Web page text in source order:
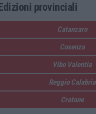
provinciali
Catanzaro
Cosenza
Vibo Valentia
Reggio Calabria
Crotone